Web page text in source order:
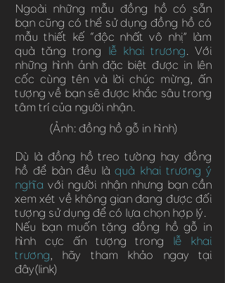
Ngoài những mẫu đồng hồ có sẵn
bạn cũng có thể sử dụng đồng hồ có
mẫu thiết kế “độc nhất vô nhị” làm
quà tăng trong lễ khai trương. Với
những hình ảnh đặc biệt được in lên
cốc cùng tên và lời chúc mừng, ấn
tượng về bạn sẽ được khắc sâu trong
tâm trí của người nhận.
(Ảnh: đồng hồ gỗ in hình)
Dù là đồng hồ treo tường hay đồng
hồ để bàn đều là quà khai trương ý
nghĩavới người nhận nhưng bạn cần
xem xét về không gian đang được đối
tượng sử dụng để có lựa chọn hợp lý.
Nếu bạn muốn tặng đồng hồ gỗ in
hình cực ấn tượng trong lễ khai
trương, hãy tham khảo ngay tại
đây(link)